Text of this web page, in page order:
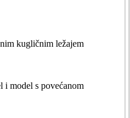
kugličnim ležajem
i model s povećanom